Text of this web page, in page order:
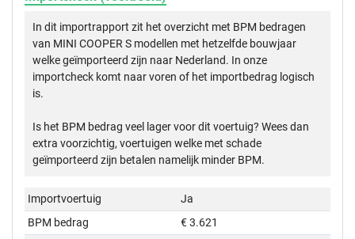
In dit importrapport zit het overzicht met BPM bedragen
van MINI COOPER S modellen met hetzelfde bouwjaar
welke geïmporteerd zijn naar Nederland. In onze
importcheck komt naar voren of het importbedrag logisch
is.
Is het BPM bedrag veel lager voor dit voertuig? Wees dan
extra voorzichtig, voertuigen welke met schade
geïmporteerd zijn betalen namelijk minder BPM.
Importvoertuig
Ja
BPM bedrag
€ 3.621